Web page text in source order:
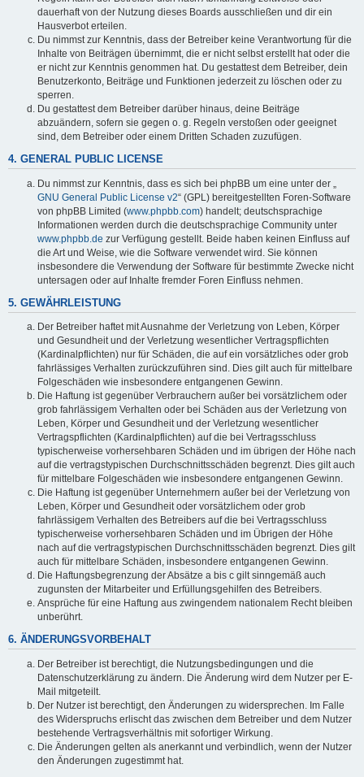
dauerhaft von der Nutzung dieses Boards ausschließen und dir ein
Hausverbot erteilen.
Du nimmst zur Kenntnis, dass der Betreiber keine Verantwortung für die
Inhalte von Beiträgen übernimmt, die er nicht selbst erstellt hat oder die
er nicht zur Kenntnis genommen hat. Du gestattest dem Betreiber, dein
Benutzerkonto, Beiträge und Funktionen jederzeit zu löschen oder zu
sperren.
Du gestattest dem Betreiber darüber hinaus, deine Beiträge
abzuändern, sofern sie gegen o. g. Regeln verstoßen oder geeignet
sind, dem Betreiber oder einem Dritten Schaden zuzufügen.
4. GENERAL PUBLIC LICENSE
Du nimmst zur Kenntnis, dass es sich bei phpBB um eine unter der „
GNU General Public License v2“ (GPL) bereitgestellten Foren-Software
von phpBB Limited (www.phpbb.com) handelt; deutschsprachige
Informationen werden durch die deutschsprachige Community unter
www.phpbb.de zur Verfügung gestellt. Beide haben keinen Einfluss auf
die Art und Weise, wie die Software verwendet wird. Sie können
insbesondere die Verwendung der Software für bestimmte Zwecke nicht
untersagen oder auf Inhalte fremder Foren Einfluss nehmen.
5. GEWÄHRLEISTUNG
Der Betreiber haftet mit Ausnahme der Verletzung von Leben, Körper
und Gesundheit und der Verletzung wesentlicher Vertragspflichten
(Kardinalpflichten) nur für Schäden, die auf ein vorsätzliches oder grob
fahrlässiges Verhalten zurückzuführen sind. Dies gilt auch für mittelbare
Folgeschäden wie insbesondere entgangenen Gewinn.
Die Haftung ist gegenüber Verbrauchern außer bei vorsätzlichem oder
grob fahrlässigem Verhalten oder bei Schäden aus der Verletzung von
Leben, Körper und Gesundheit und der Verletzung wesentlicher
Vertragspflichten (Kardinalpflichten) auf die bei Vertragsschluss
typischerweise vorhersehbaren Schäden und im übrigen der Höhe nach
auf die vertragstypischen Durchschnittsschäden begrenzt. Dies gilt auch
für mittelbare Folgeschäden wie insbesondere entgangenen Gewinn.
Die Haftung ist gegenüber Unternehmern außer bei der Verletzung von
Leben, Körper und Gesundheit oder vorsätzlichem oder grob
fahrlässigem Verhalten des Betreibers auf die bei Vertragsschluss
typischerweise vorhersehbaren Schäden und im Übrigen der Höhe
nach auf die vertragstypischen Durchschnittsschäden begrenzt. Dies gilt
auch für mittelbare Schäden, insbesondere entgangenen Gewinn.
Die Haftungsbegrenzung der Absätze a bis c gilt sinngemäß auch
zugunsten der Mitarbeiter und Erfüllungsgehilfen des Betreibers.
Ansprüche für eine Haftung aus zwingendem nationalem Recht bleiben
unberührt.
6. ÄNDERUNGSVORBEHALT
Der Betreiber ist berechtigt, die Nutzungsbedingungen und die
Datenschutzerklärung zu ändern. Die Änderung wird dem Nutzer per E-
Mail mitgeteilt.
Der Nutzer ist berechtigt, den Änderungen zu widersprechen. Im Falle
des Widerspruchs erlischt das zwischen dem Betreiber und dem Nutzer
bestehende Vertragsverhältnis mit sofortiger Wirkung.
Die Änderungen gelten als anerkannt und verbindlich, wenn der Nutzer
den Änderungen zugestimmt hat.